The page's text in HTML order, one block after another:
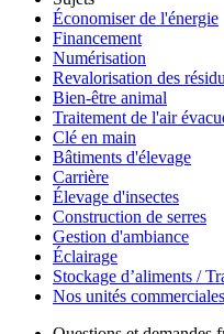
Économiser de l'énergie
Financement
Numérisation
Revalorisation des
Bien-être animal
Traitement de l'air
Clé en main
Bâtiments d'élevage
Carrière
Élevage d'insectes
Construction de serres
Gestion d'ambiance
Éclairage
Stockage d’aliments /
Nos unités commerciales